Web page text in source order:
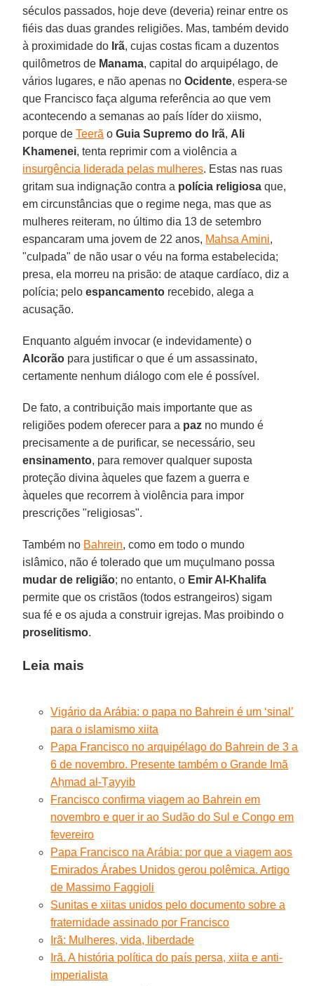
séculos passados, hoje deve (deveria) reinar entre os
fiéis das duas grandes religiões. Mas, também devido
à proximidade do Irã, cujas costas ficam a duzentos
quilômetros de Manama, capital do arquipélago, de
vários lugares, e não apenas noOcidente, espera-se
que Francisco faça alguma referência ao que vem
acontecendo a semanas ao país líder do xiismo,
porque deTeerã oGuia Supremo do Irã, Ali
Khamenei, tenta reprimir com a violência a
insurgência liderada pelas mulheres. Estas nas ruas
gritam sua indignação contra a polícia religiosa que,
em circunstâncias que o regime nega, mas que as
mulheres reiteram, no último dia 13 de setembro
espancaram uma jovem de 22 anos, Mahsa Amini,
"culpada" de não usar o véu na forma estabelecida;
presa, ela morreu na prisão: de ataque cardíaco, diz a
polícia; peloespancamento recebido, alega a
acusação.
Enquanto alguém invocar (e indevidamente) o
Alcorão para justificar o que é um assassinato,
certamente nenhum diálogo com ele é possível.
De fato, a contribuição mais importante que as
religiões podem oferecer para a paz no mundo é
precisamente a de purificar, se necessário, seu
ensinamento, para remover qualquer suposta
proteção divina àqueles que fazem a guerra e
àqueles que recorrem à violência para impor
prescrições "religiosas".
Também no Bahrein, como em todo o mundo
islâmico, não é tolerado que um muçulmano possa
mudar de religião; no entanto, o Emir Al-Khalifa
permite que os cristãos (todos estrangeiros) sigam
sua fé e os ajuda a construir igrejas. Mas proibindo o
proselitismo.
Leia mais
Vigário da Arábia: o papa no Bahrein é um ‘sinal’
para o islamismo xiita
Papa Francisco no arquipélago do Bahrein de 3 a
6 de novembro. Presente também o Grande Imã
Aḥmad al-Ṭayyib
Francisco confirma viagem ao Bahrein em
novembro e quer ir ao Sudão do Sul e Congo em
fevereiro
Papa Francisco na Arábia: por que a viagem aos
Emirados Árabes Unidos gerou polêmica. Artigo
de Massimo Faggioli
Sunitas e xiitas unidos pelo documento sobre a
fraternidade assinado por Francisco
Irã: Mulheres, vida, liberdade
Irã. A história política do país persa, xiita e anti-
imperialista